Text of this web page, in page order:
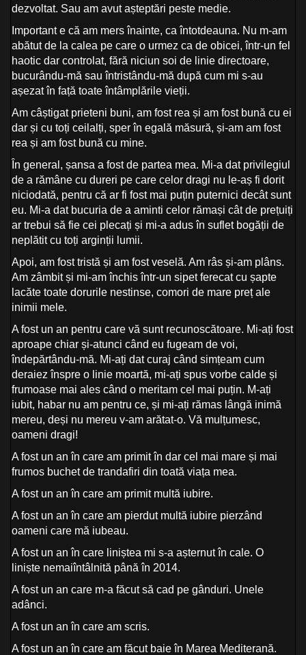
dezvoltat. Sau am avut așteptări peste medie.
Important e că am mers înainte, ca întotdeauna. Nu m-am
abătut de la calea pe care o urmez ca de obicei, într-un fel
haotic dar controlat, fără niciun soi de linie directoare,
bucurându-mă sau întristându-mă după cum mi s-au
așezat în față toate întâmplările vieții.
Am câștigat prieteni buni, am fost rea și am fost bună cu ei
dar și cu toți ceilalți, sper în egală măsură, și-am am fost
rea și am fost bună cu mine.
În general, șansa a fost de partea mea. Mi-a dat privilegiul
de a rămâne cu dureri pe care celor dragi nu le-aș fi dorit
niciodată, pentru că ar fi fost mai puțin puternici decât sunt
eu. Mi-a dat bucuria de a aminti celor rămași cât de prețuiți
ar trebui să fie cei plecați și mi-a adus în suflet bogății de
neplătit cu toți arginții lumii.
Apoi, am fost tristă și am fost veselă. Am râs și-am plâns.
Am zâmbit și mi-am închis într-un sipet ferecat cu șapte
lacăte toate dorurile nestinse, comori de mare preț ale
inimii mele.
A fost un an pentru care vă sunt recunoscătoare. Mi-ați fost
aproape chiar și-atunci când eu fugeam de voi,
îndepărtându-mă. Mi-ați dat curaj când simțeam cum
deraiez înspre o linie moartă, mi-ați spus vorbe calde și
frumoase mai ales când o meritam cel mai puțin. M-ați
iubit, habar nu am pentru ce, și mi-ați rămas lângă inimă
mereu, deși nu mereu v-am arătat-o. Vă mulțumesc,
oameni dragi!
A fost un an în care am primit în dar cel mai mare și mai
frumos buchet de trandafiri din toată viața mea.
A fost un an în care am primit multă iubire.
A fost un an în care am pierdut multă iubire pierzând
oameni care mă iubeau.
A fost un an în care liniștea mi s-a așternut în cale. O
liniște nemaiîntâlnită până în 2014.
A fost un an care m-a făcut să cad pe gânduri. Unele
adânci.
A fost un an în care am scris.
A fost un an în care am făcut baie în Marea Mediterană.